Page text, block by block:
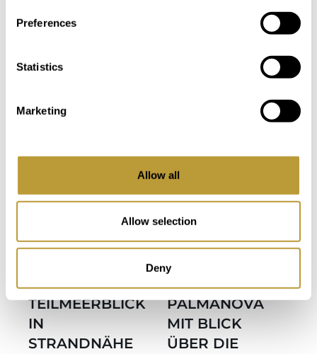
Preferences
Statistics
Marketing
Allow all
Allow selection
Deny
GEPFLEGTE
VINYAS MIT
TEILMEERBLICK
IN
STRANDNÄHE
MODERNE
NEUBAU
VILLA IN
PALMANOVA
MIT BLICK
ÜBER DIE